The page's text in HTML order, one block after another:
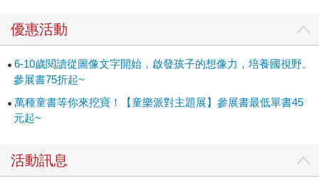
優惠活動
6-10歲閱讀從圖像文字開始，啟發孩子的想像力，培養國視野。
參展書75折起~
萬種童書等你來挖寶！【童樂派對主題展】參展書最低單書45
元起~
活動訊息